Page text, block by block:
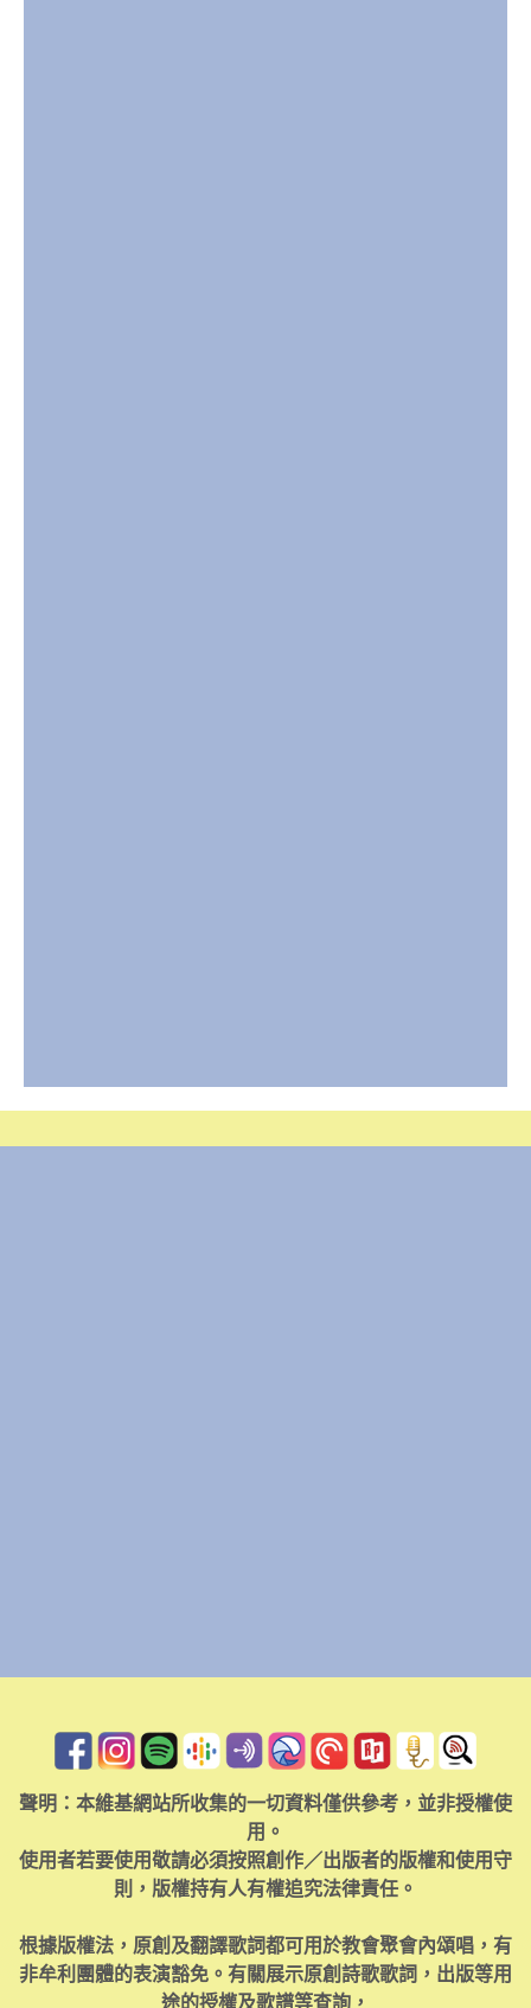
聲明：本維基網站所收集的一切資料僅供參考，並非授權使
用。
使用者若要使用敬請必須按照創作／出版者的版權和使用守
則，版權持有人有權追究法律責任。
根據版權法，原創及翻譯歌詞都可用於教會聚會內頌唱，有
非牟利團體的表演豁免。有關展示原創詩歌歌詞，出版等用
途的授權及歌譜等查詢，